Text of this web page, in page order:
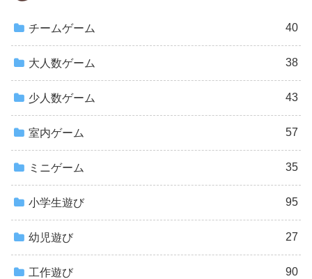
チームゲーム 40
大人数ゲーム 38
少人数ゲーム 43
室内ゲーム 57
ミニゲーム 35
小学生遊び 95
幼児遊び 27
工作遊び 90